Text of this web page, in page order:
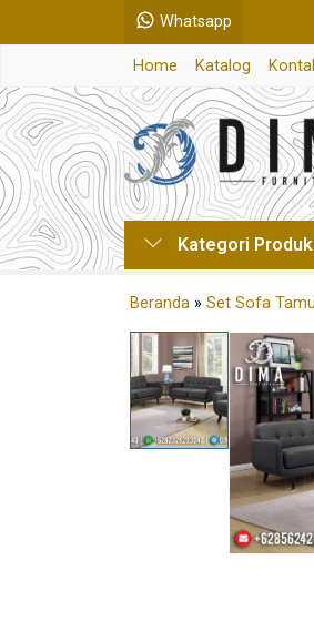
Whatsapp
Home Katalog
Kategori Produk
Beranda » Set Sofa Tamu